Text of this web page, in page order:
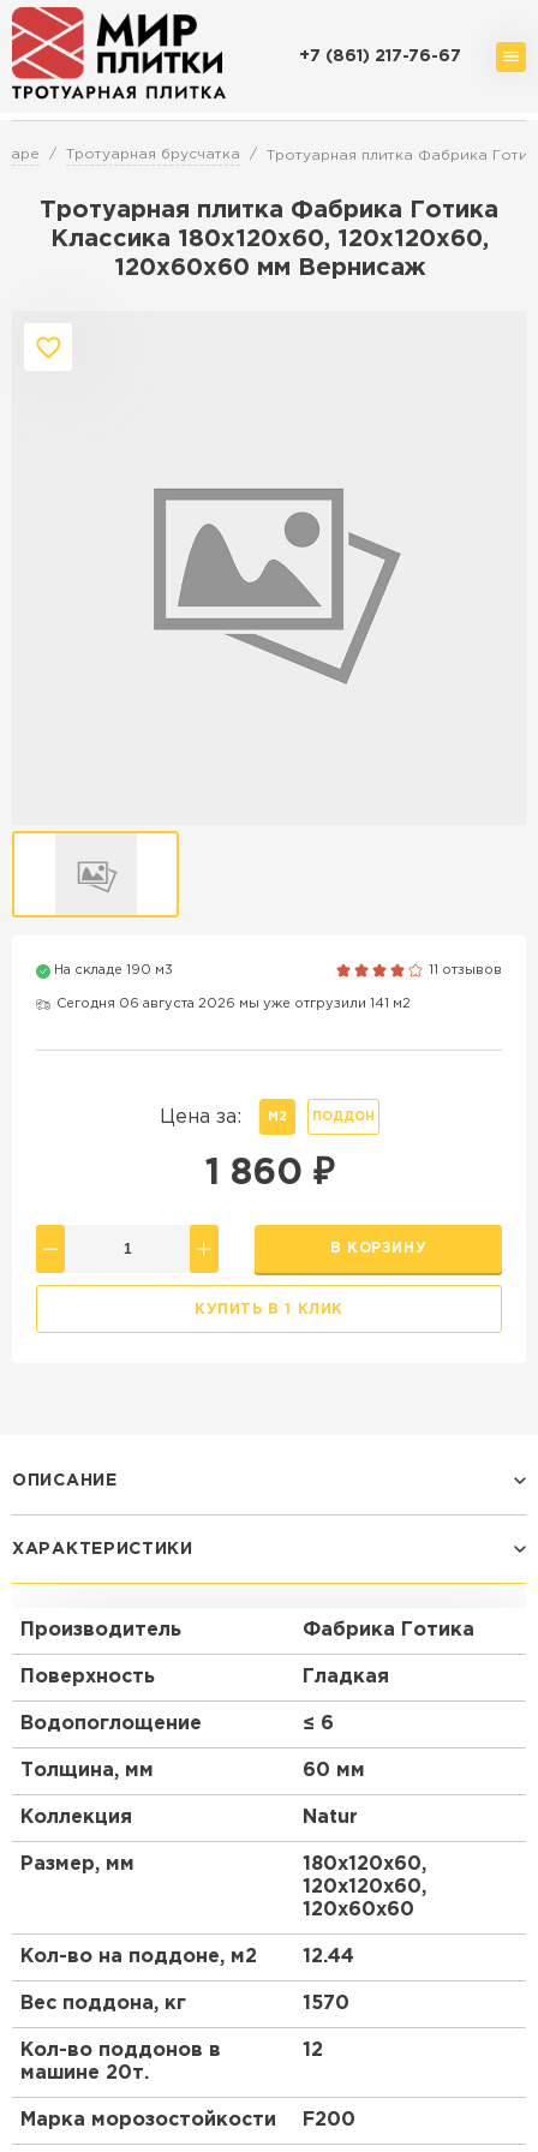
+7 (861) 217-76-67
Тротуарная брусчатка Тротуарная плитка Фабрика
Тротуарная плитка Фабрика Готика
Классика 180х120х60, 120х120х60,
120х60х60 мм Вернисаж
На складе 190 м3 11 отзывов
Сегодня 06 августа 2026 мы уже отгрузили 141 м2
Цена за: М2 ПОДДОН
1 860 ₽
В КОРЗИНУ
КУПИТЬ В 1 КЛИК
ОПИСАНИЕ
ХАРАКТЕРИСТИКИ
Производитель Фабрика Готика
Поверхность Гладкая
Водопоглощение ≤ 6
Толщина, мм 60 мм
Коллекция Natur
Размер, мм
180х120х60,
120х120х60,
120х60х60
Кол-во на поддоне, м2 12.44
Вес поддона, кг 1570
Кол-во поддонов в
машине 20т.
12
Марка морозостойкости F200
Продажа бордюров в
Краснодаре